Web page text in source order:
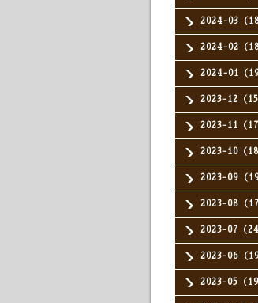
2024-03（18
2024-02（18
2024-01（19
2023-12（15
2023-11（17
2023-10（18
2023-09（19
2023-08（17
2023-07（24
2023-06（19
2023-05（19